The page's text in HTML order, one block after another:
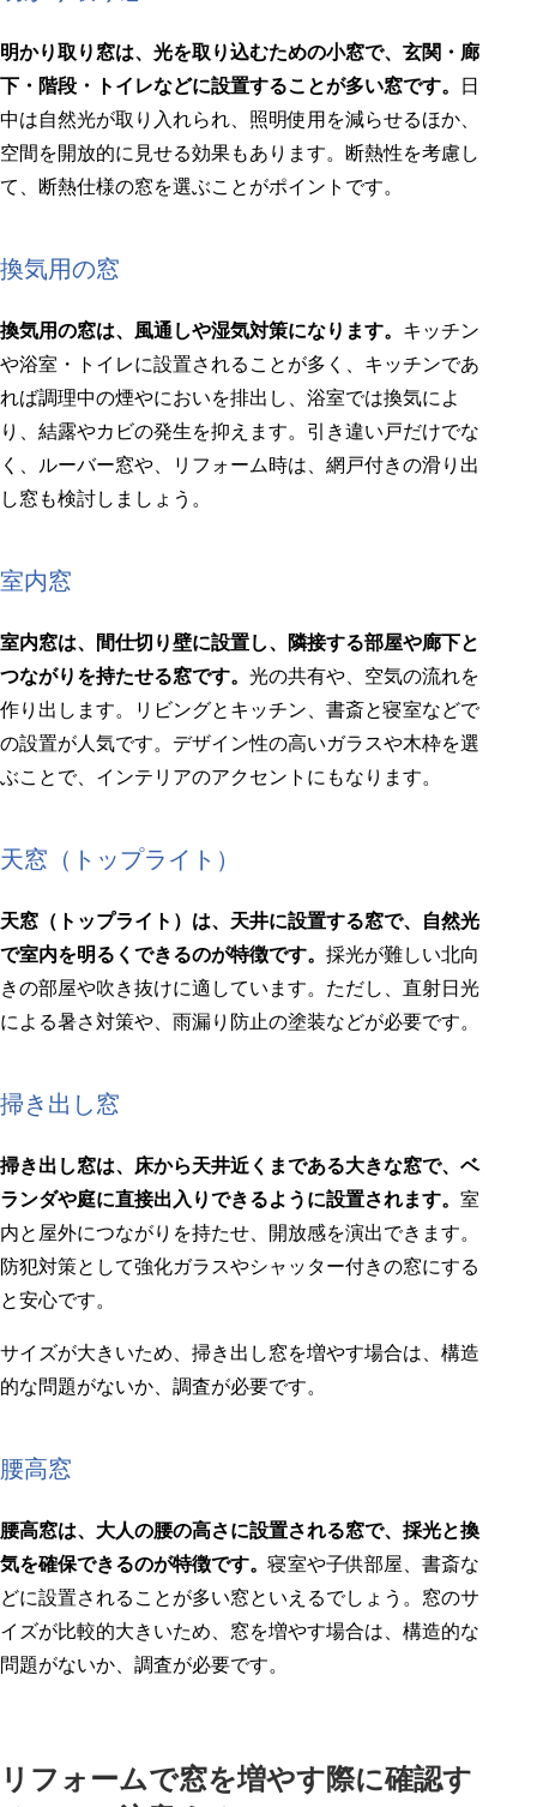
明かり取り窓は、光を取り込むための小窓で、玄関・廊
下・階段・トイレなどに設置することが多い窓です。
日
中は自然光が取り入れられ、照明使用を減らせるほか、
空間を開放的に見せる効果もあります。断熱性を考慮し
て、断熱仕様の窓を選ぶことがポイントです。
換気用の窓
換気用の窓は、風通しや湿気対策になります。 キッチン
や浴室・トイレに設置されることが多く、キッチンであ
れば調理中の煙やにおいを排出し、浴室では換気によ
り、結露やカビの発生を抑えます。引き違い戸だけでな
く、ルーバー窓や、リフォーム時は、網戸付きの滑り出
し窓も検討しましょう。
室内窓
室内窓は、間仕切り壁に設置し、隣接する部屋や廊下と
つながりを持たせる窓です。 光の共有や、空気の流れを
作り出します。リビングとキッチン、書斎と寝室などで
の設置が人気です。デザイン性の高いガラスや木枠を選
ぶことで、インテリアのアクセントにもなります。
天窓（トップライト）
天窓（トップライト）は、天井に設置する窓で、自然光
で室内を明るくできるのが特徴です。 採光が難しい北向
きの部屋や吹き抜けに適しています。ただし、直射日光
による暑さ対策や、雨漏り防止の塗装などが必要です。
掃き出し窓
掃き出し窓は、床から天井近くまである大きな窓で、ベ
ランダや庭に直接出入りできるように設置されます。 室
内と屋外につながりを持たせ、開放感を演出できます。
防犯対策として強化ガラスやシャッター付きの窓にする
と安心です。
サイズが大きいため、掃き出し窓を増やす場合は、構造
的な問題がないか、調査が必要です。
腰高窓
腰高窓は、大人の腰の高さに設置される窓で、採光と換
気を確保できるのが特徴です。寝室や子供部屋、書斎な
どに設置されることが多い窓といえるでしょう。窓のサ
イズが比較的大きいため、窓を増やす場合は、構造的な
問題がないか、調査が必要です。
リフォームで窓を増やす際に確認す